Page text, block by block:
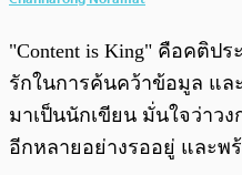
"Content is King" คือคติป
รักในการค้นคว้าข้อมูล แล
มาเป็นนักเขียน มั่นใจว่าว
อีกหลายอย่างรออยู่ และพร้